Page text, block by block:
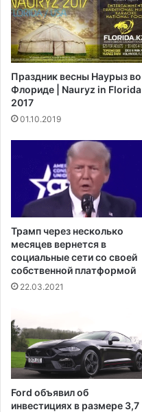
л
е
т
о
в
B
o
e
i
л
е
о
а
з
а
д
и
и
г
а
т
ь
п
л
а
н
п
а
щ
е
н
и
д
е
р
н
х
Праздник весны Наурыз во
Флориде | Nauryz in Florida
2017
01.10.2019
Трамп через несколько
месяцев вернется в
социальные сети со своей
собственной платформой
22.03.2021
Ford объявил об
инвестициях в размере 3,7